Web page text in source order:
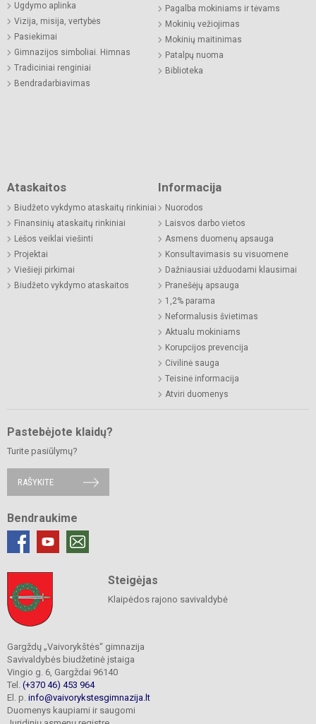
Ugdymo aplinka
Vizija, misija, vertybės
Pasiekimai
Gimnazijos simboliai. Himnas
Tradiciniai renginiai
Bendradarbiavimas
Pagalba mokiniams ir tėvams
Mokinių vežiojimas
Mokinių maitinimas
Patalpų nuoma
Biblioteka
Ataskaitos
Biudžeto vykdymo ataskaitų rinkiniai
Finansinių ataskaitų rinkiniai
Lėšos veiklai viešinti
Projektai
Viešieji pirkimai
Biudžeto vykdymo ataskaitos
Informacija
Nuorodos
Laisvos darbo vietos
Asmens duomenų apsauga
Konsultavimasis su visuomene
Dažniausiai užduodami klausimai
Pranešėjų apsauga
1,2% parama
Neformalusis švietimas
Aktualu mokiniams
Korupcijos prevencija
Civilinė sauga
Teisinė informacija
Atviri duomenys
Pastebėjote klaidų?
Turite pasiūlymų?
RAŠYKITE
Bendraukime
Steigėjas
Klaipėdos rajono savivaldybė
Gargždų „Vaivorykštės“ gimnazija
Savivaldybės biudžetinė įstaiga
Vingio g. 6, Gargždai 96140
Tel. (+370 46) 453 964
El. p. info@vaivorykstesgimnazija.lt
Duomenys kaupiami ir saugomi